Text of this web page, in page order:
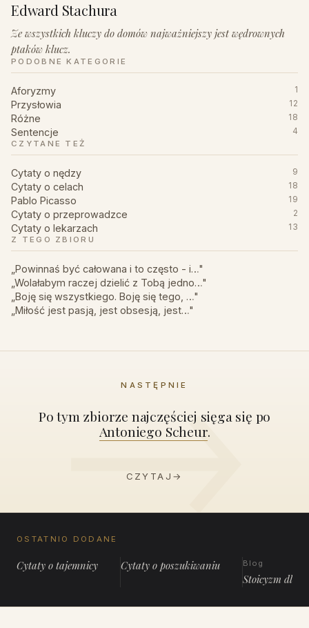
Edward Stachura
Ze wszystkich kluczy do domów najważniejszy jest wędrownych
ptaków klucz.
PODOBNE KATEGORIE
Aforyzmy 1
Przysłowia 12
Różne 18
Sentencje
4
CZYTANE TEŻ
Cytaty o nędzy 9
Cytaty o celach 18
Pablo Picasso 19
Cytaty o przeprowadzce 2
Cytaty o lekarzach
13
Z TEGO ZBIORU
„Powinnaś być całowana i to często - i…"
„Wolałabym raczej dzielić z Tobą jedno…"
„Boję się wszystkiego. Boję się tego, …"
„Miłość jest pasją, jest obsesją, jest…"
NASTĘPNIE
Po tym zbiorze najczęściej sięga się po
Antoniego Scheur.
CZYTAJ →
OSTATNIO DODANE
Cytaty o tajemnicy Cytaty o poszukiwaniu Blog
Stoicyzm dla